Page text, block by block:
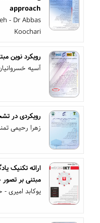
approach
- Dr Abbas
Koochari
رویکرد نوین
آسیه
رویکردی در
زهرا رحیمی
مبتنی بر تصور
یوکابد امیری -